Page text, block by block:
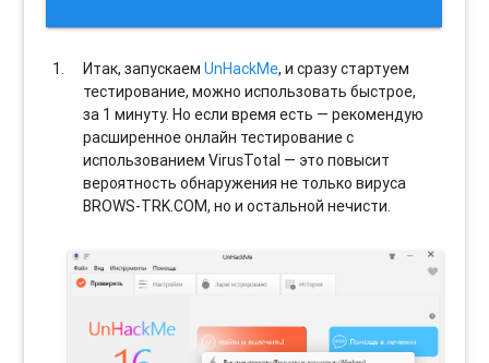
Итак, запускаемUnHackMe, и сразу стартуем
тестирование, можно использовать быстрое,
за 1 минуту. Но если время есть — рекомендую
расширенное онлайн тестирование с
использованием VirusTotal — это повысит
вероятность обнаружения не только вируса
BROWS-TRK.COM, но и остальной нечисти.